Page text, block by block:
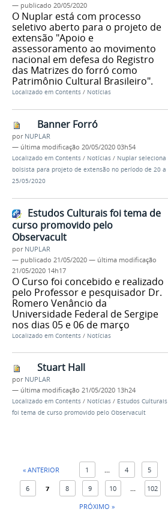
— publicado 20/05/2020
O Nuplar está com processo
seletivo aberto para o projeto de
extensão "Apoio e
assessoramento ao movimento
nacional em defesa do Registro
das Matrizes do forró como
Patrimônio Cultural Brasileiro".
Localizado em Contents / Notícias
Banner Forró
por NUPLAR
— última modificação 20/05/2020 03h54
Localizado em Contents / Notícias / Nuplar seleciona
bolsista para projeto de extensão no período de 20 a
25/05/2020
Estudos Culturais foi tema de
curso promovido pelo
Observacult
por NUPLAR
— publicado 21/05/2020 — última modificação
21/05/2020 14h17
O Curso foi concebido e realizado
pelo Professor e pesquisador Dr.
Romero Venâncio da
Universidade Federal de Sergipe
nos dias 05 e 06 de março
Localizado em Contents / Notícias
Stuart Hall
por NUPLAR
— última modificação 21/05/2020 13h24
Localizado em Contents / Notícias / Estudos Culturais
foi tema de curso promovido pelo Observacult
« ANTERIOR 1 ... 4 5
6 7 8 9 10 ...
102
PRÓXIMO »